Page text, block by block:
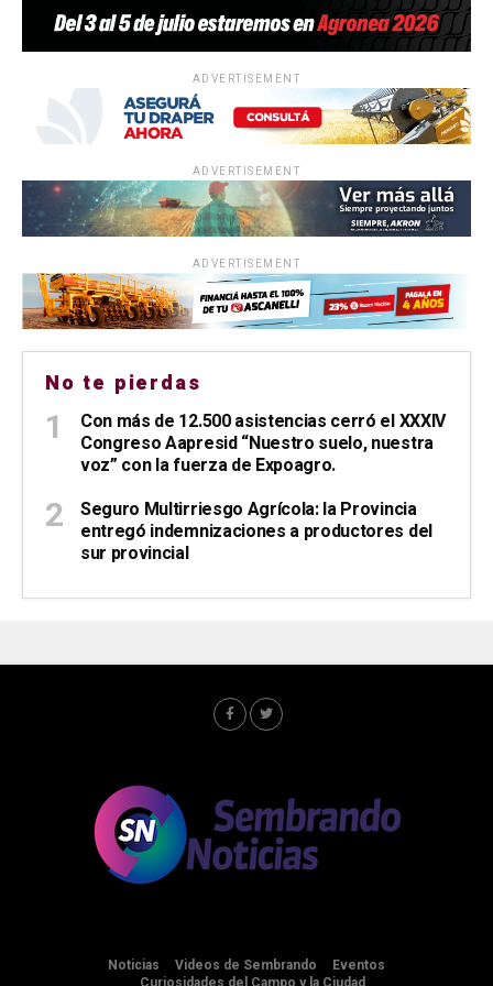
ADVERTISEMENT
ADVERTISEMENT
ADVERTISEMENT
No te pierdas
Con más de 12.500 asistencias cerró el XXXIV
Congreso Aapresid “Nuestro suelo, nuestra
voz” con la fuerza de Expoagro.
Seguro Multirriesgo Agrícola: la Provincia
entregó indemnizaciones a productores del
sur provincial
Noticias Videos de Sembrando
Eventos